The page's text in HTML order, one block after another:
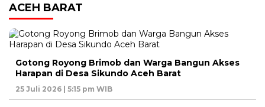
ACEH BARAT
Gotong Royong Brimob dan Warga Bangun Akses
Harapan di Desa Sikundo Aceh Barat
25 Juli 2026 | 5:15 pm WIB